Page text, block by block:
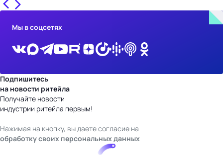
Мы в соцсетях
Подпишитесь
на новости ритейла
Получайте новости
индустрии ритейла первым!
Нажимая на кнопку, вы даете согласие на
обработку своих персональных данных